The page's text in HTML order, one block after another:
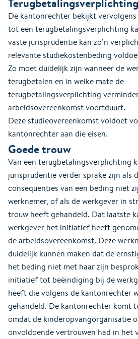
De kantonrechter bekijkt
tot een terugbetalingsverplichting
vaste jurisprudentie kan zo’n
relevante studiekostenbeding
Zo moet duidelijk zijn wanneer de
terugbetalen en in welke mate de
terugbetalingsverplichting
arbeidsovereenkomst voortduurt.
Deze studieovereenkomst voldoet
kantonrechter aan die eisen.
Goede trouw
Van een terugbetalingsverplichting
jurisprudentie verder sprake zijn als
consequenties van een beding niet
werknemer, of als de werkgever in
trouw heeft gehandeld. Dat laatste
werkgever het initiatief heeft
de arbeidsovereenkomst. Deze
duidelijk kunnen maken dat de
het beding niet met haar zijn
initiatief tot beëindiging bij de
heeft die volgens de kantonrechter
gehandeld. De kantonrechter komt
omdat de kinderopvangorganisatie
onvoldoende vertrouwen had in het